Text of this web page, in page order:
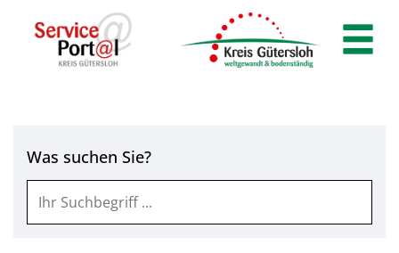
Zum Hauptinhalt springen
Zum Hauptinhalt
Was suchen Sie?